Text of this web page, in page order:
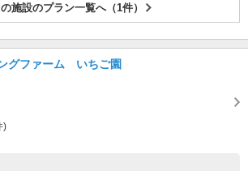
施設のプラン一覧へ（1件）
グファーム いちご園
)